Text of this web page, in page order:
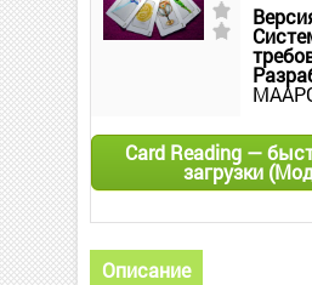
Card Reading —
загрузки
Описание